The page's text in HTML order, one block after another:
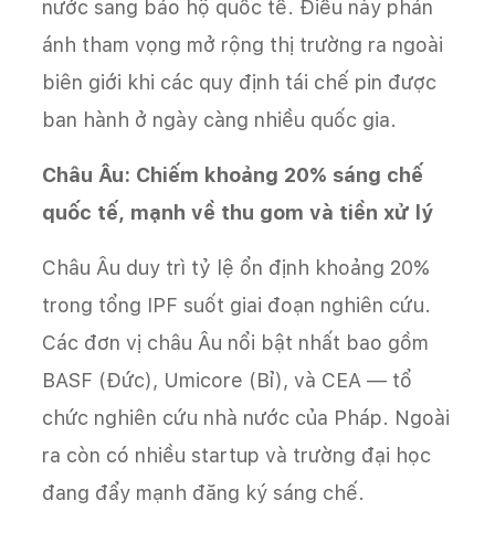
nước sang bảo hộ quốc tế. Điều này phản
ánh tham vọng mở rộng thị trường ra ngoài
biên giới khi các quy định tái chế pin được
ban hành ở ngày càng nhiều quốc gia.
Châu Âu: Chiếm khoảng 20% sáng chế
quốc tế, mạnh về thu gom và tiền xử lý
Châu Âu duy trì tỷ lệ ổn định khoảng 20%
trong tổng IPF suốt giai đoạn nghiên cứu.
Các đơn vị châu Âu nổi bật nhất bao gồm
BASF (Đức), Umicore (Bỉ), và CEA — tổ
chức nghiên cứu nhà nước của Pháp. Ngoài
ra còn có nhiều startup và trường đại học
đang đẩy mạnh đăng ký sáng chế.